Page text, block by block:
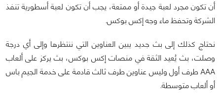
أن تكون مجرد لعبة جيدة أو ممتعة، يجب أن تكون لعبة أسطورية تنفذ
الشركة وتحفظ ماء وجه إكس بوكس.
نحتاج كذلك إلى بث جديد يبين العناوين التي ننتظرها وإلى أي درجة
وصلت، بث يُعيد الثقة في منصات إكس بوكس، بث يركز على ألعاب
AAA طرف أول وليس عناوين طرف ثالث قادمة على خدمة الجيم باس
أو ألعاب متوسطة.